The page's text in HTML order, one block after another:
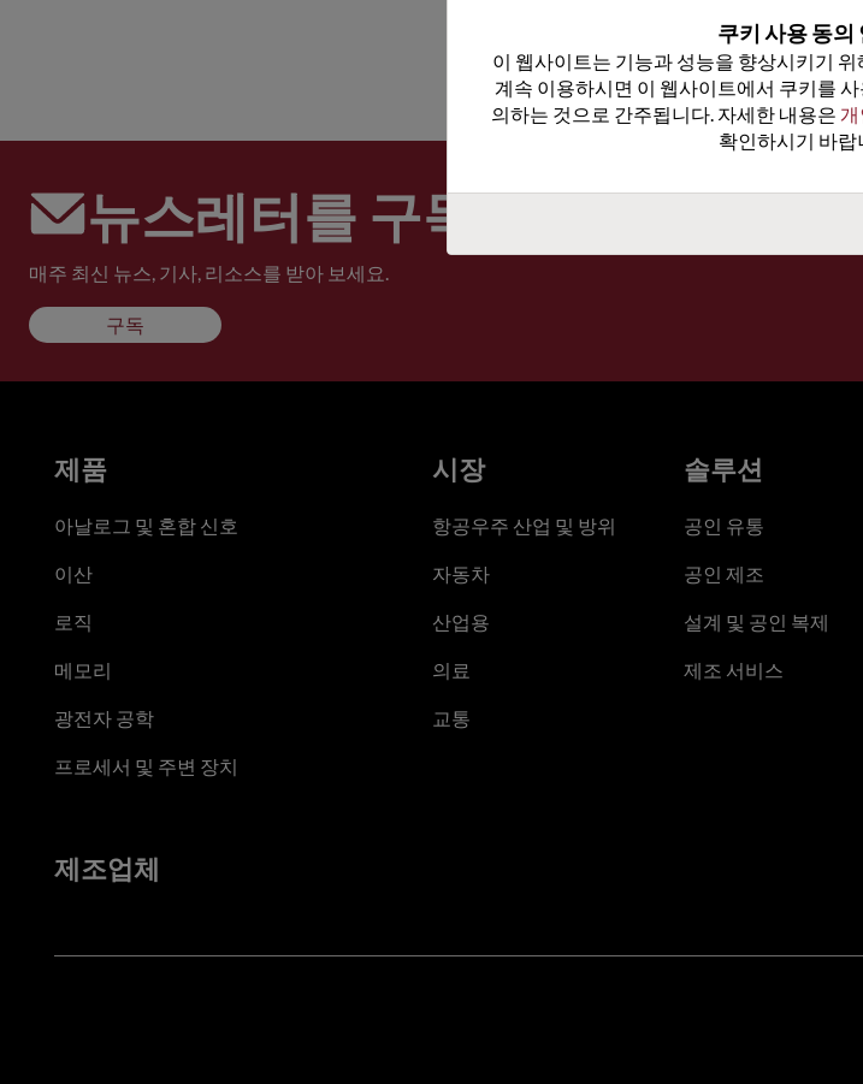
뉴스레터를 구독하세요
매주 최신 뉴스, 기사, 리소스를 받아 보세요.
구독
쿠키 사용 동의
이 웹사이트는 기능과 성능을 향상시키기
계속 이용하시면 이 웹사이트에서 쿠키를
의하는 것으로 간주됩니다. 자세한 내용은
확인하시기 바랍
제품
아날로그 및 혼합 신호
이산
로직
메모리
광전자 공학
프로세서 및 주변 장치
시장
항공우주 산업 및 방위
자동차
산업용
의료
교통
솔루션
공인 유통
공인 제조
설계 및 공인 복제
제조 서비스
제조업체